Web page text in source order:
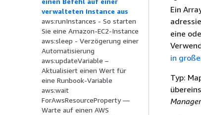
verwalteten Instance aus
aws:runInstances - So starten
Sie eine Amazon-EC2-Instance
aws:sleep - Verzögerung einer
Automatisierung
aws:updateVariable –
Aktualisiert einen Wert für
eine Runbook-Variable
aws:wait
ForAwsResourceProperty —
Warte auf einen AWS
Ein
eine
in
Typ: